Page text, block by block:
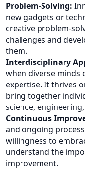
Problem-Solving:
new gadgets or
creative problem-
challenges and
them.
Interdisciplinary
when diverse minds
expertise. It thrives
bring together
science,
Continuous
and ongoing
willingness to
understand the
improvement.